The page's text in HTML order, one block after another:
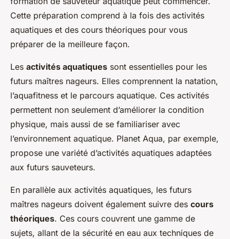
Cette préparation comprend à la fois des activités
aquatiques et des cours théoriques pour vous
préparer de la meilleure façon.
Les activités aquatiques sont essentielles pour les
futurs maîtres nageurs. Elles comprennent la natation,
l’aquafitness et le parcours aquatique. Ces activités
permettent non seulement d’améliorer la condition
physique, mais aussi de se familiariser avec
l’environnement aquatique. Planet Aqua, par exemple,
propose une variété d’activités aquatiques adaptées
aux futurs sauveteurs.
En parallèle aux activités aquatiques, les futurs
maîtres nageurs doivent également suivre des cours
théoriques. Ces cours couvrent une gamme de
sujets, allant de la sécurité en eau aux techniques de